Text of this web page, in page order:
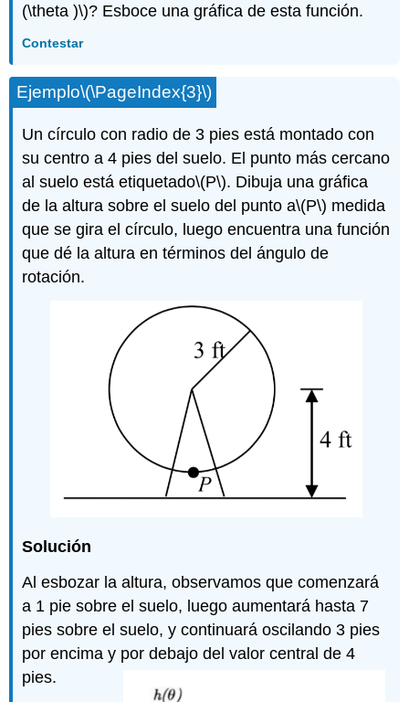
(\theta )\)? Esboce una gráfica de esta función.
Contestar
Ejemplo\(\PageIndex{3}\)
Un círculo con radio de 3 pies está montado con
su centro a 4 pies del suelo. El punto más cercano
al suelo está etiquetado\(P\). Dibuja una gráfica
de la altura sobre el suelo del punto a\(P\) medida
que se gira el círculo, luego encuentra una función
que dé la altura en términos del ángulo de
rotación.
Solución
Al esbozar la altura, observamos que comenzará
a 1 pie sobre el suelo, luego aumentará hasta 7
pies sobre el suelo, y continuará oscilando 3 pies
por encima y por debajo del valor central de 4
pies.